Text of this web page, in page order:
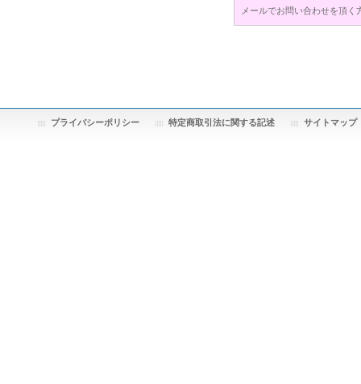
メールでお問い合わせを頂
プライバシーポリシー 特定商取引法に関する記述 サイトマップ